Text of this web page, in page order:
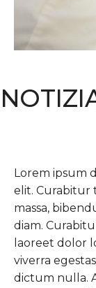
Lorem ipsum
elit. Curabitur
massa,
diam.
laoreet dolor
viverra
dictum nulla.